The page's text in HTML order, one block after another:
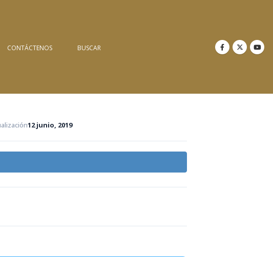
CONTÁCTENOS BUSCAR
12 junio, 2019